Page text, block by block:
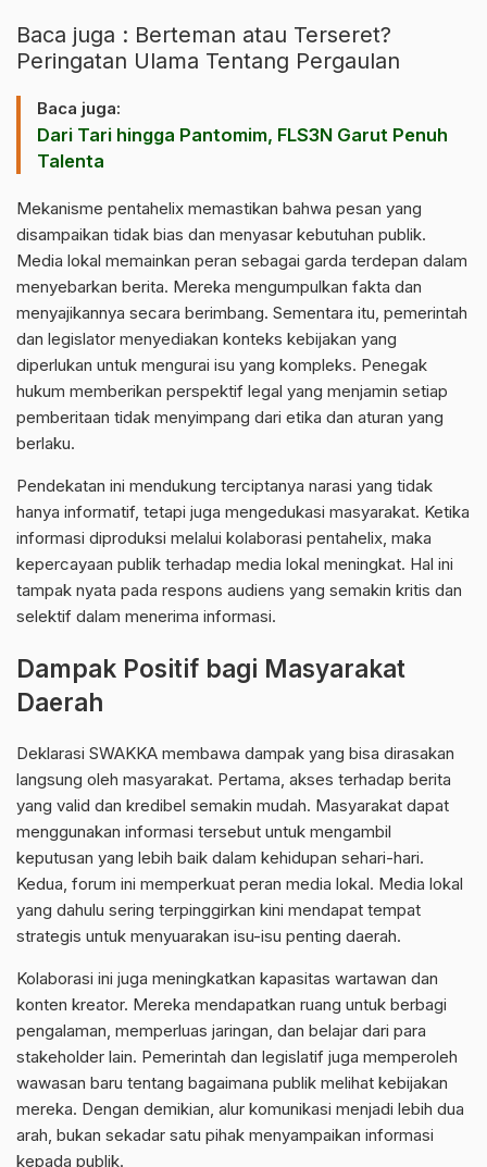
Baca juga : Berteman atau Terseret?
Peringatan Ulama Tentang Pergaulan
Baca juga:
Dari Tari hingga Pantomim, FLS3N Garut Penuh
Talenta
Mekanisme pentahelix memastikan bahwa pesan yang
disampaikan tidak bias dan menyasar kebutuhan publik.
Media lokal memainkan peran sebagai garda terdepan dalam
menyebarkan berita. Mereka mengumpulkan fakta dan
menyajikannya secara berimbang. Sementara itu, pemerintah
dan legislator menyediakan konteks kebijakan yang
diperlukan untuk mengurai isu yang kompleks. Penegak
hukum memberikan perspektif legal yang menjamin setiap
pemberitaan tidak menyimpang dari etika dan aturan yang
berlaku.
Pendekatan ini mendukung terciptanya narasi yang tidak
hanya informatif, tetapi juga mengedukasi masyarakat. Ketika
informasi diproduksi melalui kolaborasi pentahelix, maka
kepercayaan publik terhadap media lokal meningkat. Hal ini
tampak nyata pada respons audiens yang semakin kritis dan
selektif dalam menerima informasi.
Dampak Positif bagi Masyarakat
Daerah
Deklarasi SWAKKA membawa dampak yang bisa dirasakan
langsung oleh masyarakat. Pertama, akses terhadap berita
yang valid dan kredibel semakin mudah. Masyarakat dapat
menggunakan informasi tersebut untuk mengambil
keputusan yang lebih baik dalam kehidupan sehari-hari.
Kedua, forum ini memperkuat peran media lokal. Media lokal
yang dahulu sering terpinggirkan kini mendapat tempat
strategis untuk menyuarakan isu-isu penting daerah.
Kolaborasi ini juga meningkatkan kapasitas wartawan dan
konten kreator. Mereka mendapatkan ruang untuk berbagi
pengalaman, memperluas jaringan, dan belajar dari para
stakeholder lain. Pemerintah dan legislatif juga memperoleh
wawasan baru tentang bagaimana publik melihat kebijakan
mereka. Dengan demikian, alur komunikasi menjadi lebih dua
arah, bukan sekadar satu pihak menyampaikan informasi
kepada publik.